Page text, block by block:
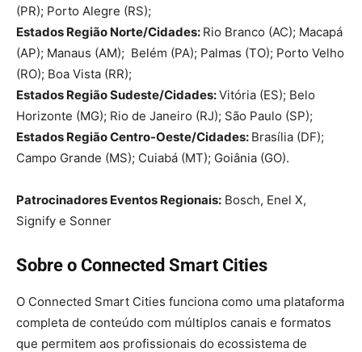
(PR); Porto Alegre (RS);
Estados Região Norte/Cidades: Rio Branco (AC); Macapá
(AP); Manaus (AM); Belém (PA); Palmas (TO); Porto Velho
(RO); Boa Vista (RR);
Estados Região Sudeste/Cidades:Vitória (ES); Belo
Horizonte (MG); Rio de Janeiro (RJ); São Paulo (SP);
Estados Região Centro-Oeste/Cidades: Brasília (DF);
Campo Grande (MS); Cuiabá (MT); Goiânia (GO).
Patrocinadores Eventos Regionais: Bosch, Enel X,
Signify e Sonner
Sobre o Connected Smart Cities
O Connected Smart Cities funciona como uma plataforma
completa de conteúdo com múltiplos canais e formatos
que permitem aos profissionais do ecossistema de